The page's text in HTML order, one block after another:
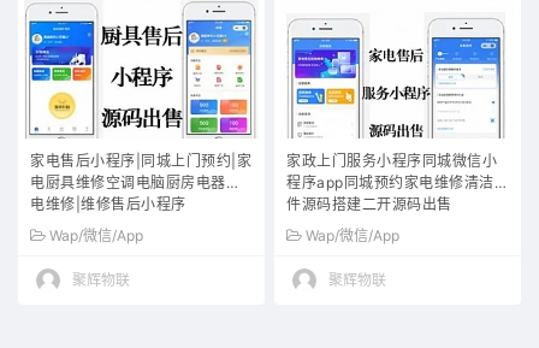
家电售后小程序|同城上门预约|家
电厨具维修空调电脑厨房电器水
电维修|维修售后小程序
Wap/微信/App
聚辉物联
家政上门服务小程序同城微信小
程序app同城预约家电维修清洁软
件源码搭建二开源码出售
Wap/微信/App
聚辉物联